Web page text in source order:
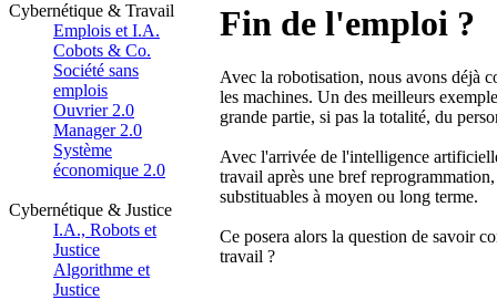
Cybernétique & Travail
Emplois et I.A.
Cobots & Co.
Société sans
emplois
Ouvrier 2.0
Manager 2.0
Système
économique 2.0
Cybernétique & Justice
I.A., Robots et
Justice
Algorithme et
Justice
Fin de l'emploi ?
Avec la robotisation, nous avons déjà
les machines. Un des meilleurs
grande partie, si pas la totalité, du
Avec l'arrivée de l'intelligence
travail après une bref
substituables à moyen ou long terme.
Ce posera alors la question de savoir
travail ?